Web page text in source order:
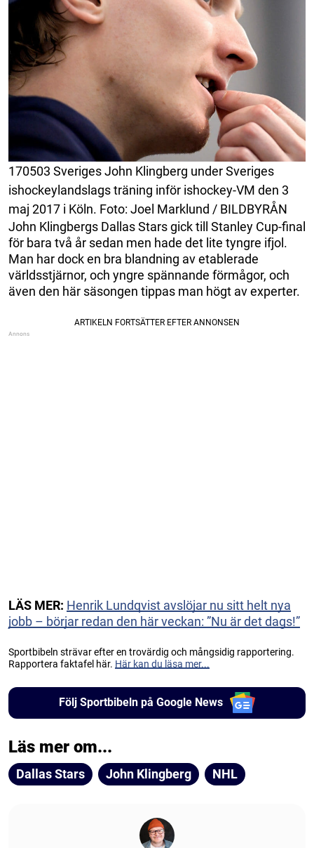
170503 Sveriges John Klingberg under Sveriges
ishockeylandslags träning inför ishockey-VM den 3
maj 2017 i Köln. Foto: Joel Marklund / BILDBYRÅN
John Klingbergs Dallas Stars gick till Stanley Cup-final
för bara två år sedan men hade det lite tyngre ifjol.
Man har dock en bra blandning av etablerade
världsstjärnor, och yngre spännande förmågor, och
även den här säsongen tippas man högt av experter.
LÄS MER: Henrik Lundqvist avslöjar nu sitt helt nya
jobb – börjar redan den här veckan: ”Nu är det dags!”
Sportbibeln strävar efter en trovärdig och mångsidig rapportering.
Rapportera faktafel här. Här kan du läsa mer...
Följ Sportbibeln på Google News
Läs mer om...
Dallas Stars John Klingberg NHL